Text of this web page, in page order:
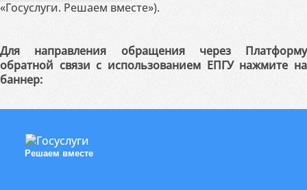
«Госуслуги. Решаем вместе»).
Для направления обращения через Платформу
обратной связи с использованием ЕПГУ нажмите на
баннер:
Решаем вместе